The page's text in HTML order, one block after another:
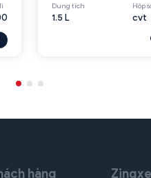
Dung tích
1.5 L
Hộp
cvt
hàng Zingxe